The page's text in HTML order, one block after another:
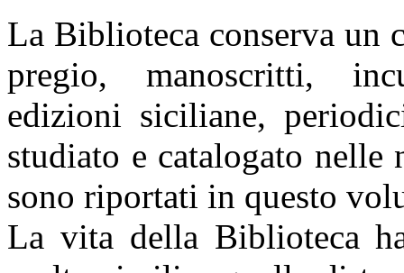
La Biblioteca conserva un
pregio, manoscritti,
edizioni siciliane,
studiato e catalogato
sono riportati in questo
La vita della Biblioteca